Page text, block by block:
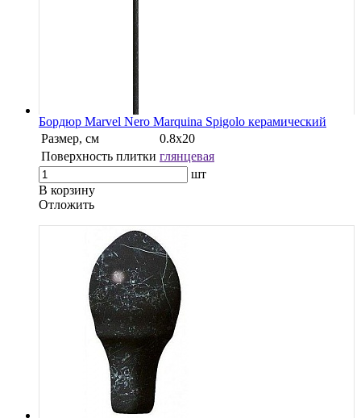
Бордюр Marvel Nero Marquina Spigolo керамический
Размер, см
0.8х20
Поверхность плитки глянцевая
шт
В корзину
Oтложить